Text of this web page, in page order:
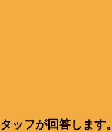
ッフが回答します。